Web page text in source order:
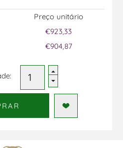
Preço unitário
€923,33
€904,87